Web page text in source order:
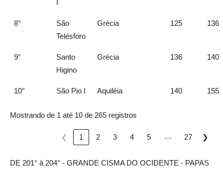
I
8°
São
Telésforo
Grécia 125 136
9°
Santo
Higino
Grécia 136 140
10° São Pio I Aquiléia 140 155
Mostrando de 1 até 10 de 265 registros
❮ 1 2 3 4 5 … 27 ❯
DE 201° à 204° - GRANDE CISMA DO OCIDENTE - PAPAS